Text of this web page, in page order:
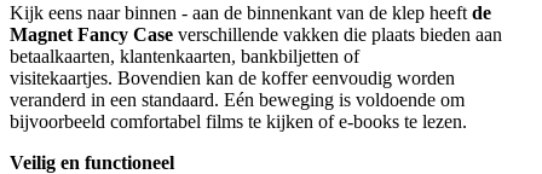
Kijk eens naar binnen - aan de binnenkant van de klep heeft de
Magnet Fancy Case verschillende vakken die plaats bieden aan
betaalkaarten, klantenkaarten, bankbiljetten of
visitekaartjes. Bovendien kan de koffer eenvoudig worden
veranderd in een standaard. Eén beweging is voldoende om
bijvoorbeeld comfortabel films te kijken of e-books te lezen.
Veilig en functioneel